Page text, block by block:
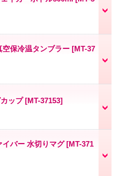
空保冷温タンブラー [MT-37
ップ[MT-37153]
イバー 水切りマグ[MT-371